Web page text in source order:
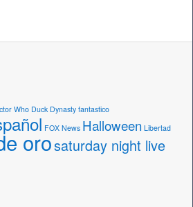
Who Duck Dynasty fantastico
FOX News Halloween Libertad
orosaturday night live